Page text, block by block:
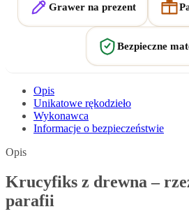
Grawer na prezent
Bezpieczne
Opis
Unikatowe rękodzieło
Wykonawca
Informacje o bezpieczeństwie
Opis
Krucyfiks z drewna –
parafii